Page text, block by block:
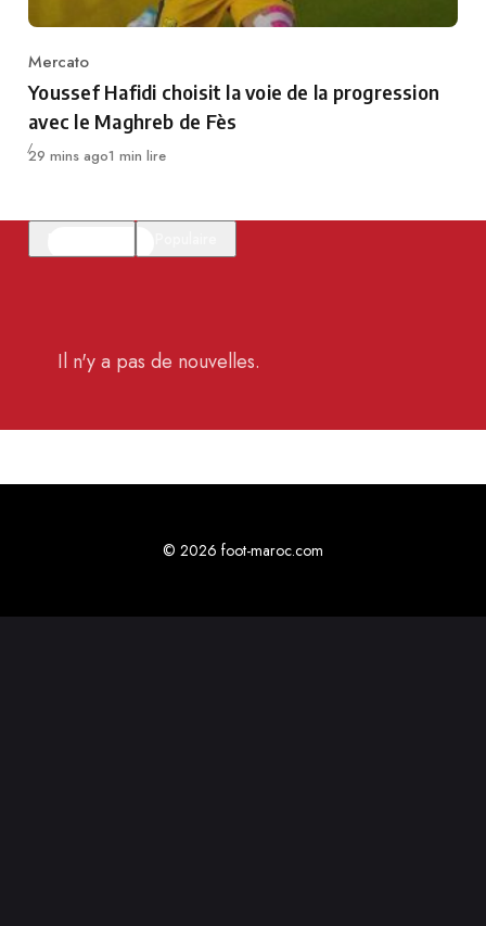
Category
Mercato
Youssef Hafidi choisit la voie de la progression
avec le Maghreb de Fès
Publié
29 mins ago1 min lire
Il n'y a pas de nouvelles.
© 2026 foot-maroc.com